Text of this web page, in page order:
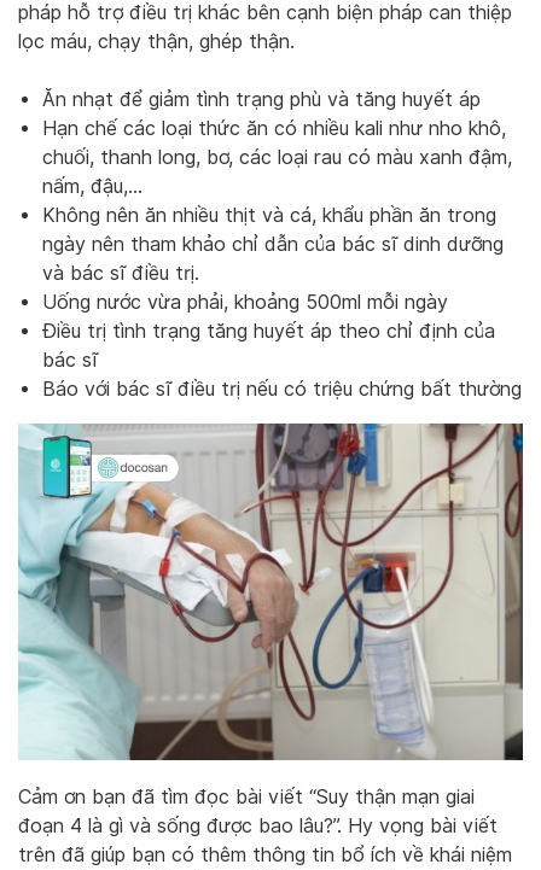
pháp hỗ trợ điều trị khác bên cạnh biện pháp can thiệp
lọc máu, chạy thận, ghép thận.
Ăn nhạt để giảm tình trạng phù và tăng huyết áp
Hạn chế các loại thức ăn có nhiều kali như nho khô,
chuối, thanh long, bơ, các loại rau có màu xanh đậm,
nấm, đậu,…
Không nên ăn nhiều thịt và cá, khẩu phần ăn trong
ngày nên tham khảo chỉ dẫn của bác sĩ dinh dưỡng
và bác sĩ điều trị.
Uống nước vừa phải, khoảng 500ml mỗi ngày
Điều trị tình trạng tăng huyết áp theo chỉ định của
bác sĩ
Báo với bác sĩ điều trị nếu có triệu chứng bất thường
Cảm ơn bạn đã tìm đọc bài viết “Suy thận mạn giai
đoạn 4 là gì và sống được bao lâu?”. Hy vọng bài viết
trên đã giúp bạn có thêm thông tin bổ ích về khái niệm